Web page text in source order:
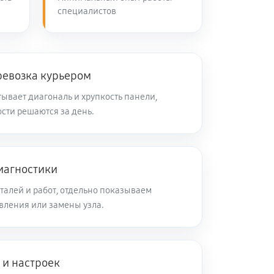
60 минут
60 минут
60 минут
60 минут Заказать
специалистов
курьером
диагональ и хрупкость панели,
решаются за день.
и работ, отдельно показываем
или замены узла.
настроек